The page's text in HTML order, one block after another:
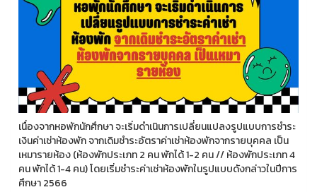
เนื่องจากหอพักนักศึกษา จะเริ่มดำเนินการเปลี่ยนแปลงรูปแบบการชำระ
เงินค่าเช่าห้องพัก จากเดิมชำระอัตราค่าเช่าห้องพักจากรายบุคคล เป็น
เหมารายห้อง (ห้องพักประเภท 2 คน พักได้ 1-2 คน // ห้องพักประเภท 4
คน พักได้ 1-4 คน) โดยเริ่มชำระค่าเช่าห้องพักในรูปแบบดังกล่าวในปีการ
ศึกษา 2566